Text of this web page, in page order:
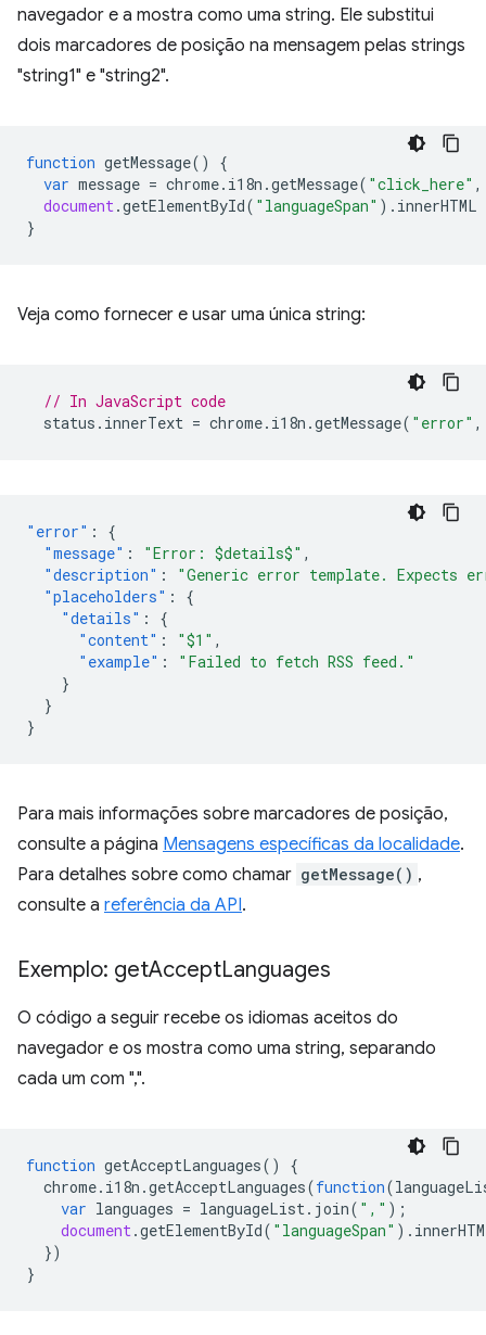
navegador e a mostra como uma string. Ele substitui
dois marcadores de posição na mensagem pelas strings
"string1" e "string2".
function getMessage()
{
var message = chrome. i18n .getMessage( "click_here" ,
document.getElementById( "languageSpan" ). innerHTML
}
Veja como fornecer e usar uma única string:
// In JavaScript code
status . innerText = chrome. i18n .getMessage( "error" ,
"error" :
{
"message" : "Error: $details$" ,
"description" :
"Generic error template. Expects
"placeholders" :
{
"details" :
{
"content" : "$1" ,
"example" :
"Failed to fetch RSS feed."
}
}
}
Para mais informações sobre marcadores de posição,
consulte a página Mensagens específicas da localidade.
Para detalhes sobre como chamar getMessage() ,
consulte a referência da API.
Exemplo: getAcceptLanguages
O código a seguir recebe os idiomas aceitos do
navegador e os mostra como uma string, separando
cada um com ",".
function getAcceptLanguages()
{
chrome. i18n .getAcceptLanguages(function(
var languages = languageList. join( "," );
document.getElementById( "languageSpan" ).
})
}